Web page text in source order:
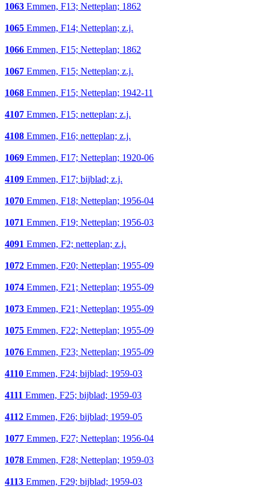
1063 Emmen, F13; Netteplan; 1862
1065 Emmen, F14; Netteplan; z.j.
1066 Emmen, F15; Netteplan; 1862
1067 Emmen, F15; Netteplan; z.j.
1068 Emmen, F15; Netteplan; 1942-11
4107 Emmen, F15; netteplan; z.j.
4108 Emmen, F16; netteplan; z.j.
1069 Emmen, F17; Netteplan; 1920-06
4109 Emmen, F17; bijblad; z.j.
1070 Emmen, F18; Netteplan; 1956-04
1071 Emmen, F19; Netteplan; 1956-03
4091 Emmen, F2; netteplan; z.j.
1072 Emmen, F20; Netteplan; 1955-09
1074 Emmen, F21; Netteplan; 1955-09
1073 Emmen, F21; Netteplan; 1955-09
1075 Emmen, F22; Netteplan; 1955-09
1076 Emmen, F23; Netteplan; 1955-09
4110 Emmen, F24; bijblad; 1959-03
4111 Emmen, F25; bijblad; 1959-03
4112 Emmen, F26; bijblad; 1959-05
1077 Emmen, F27; Netteplan; 1956-04
1078 Emmen, F28; Netteplan; 1959-03
4113 Emmen, F29; bijblad; 1959-03